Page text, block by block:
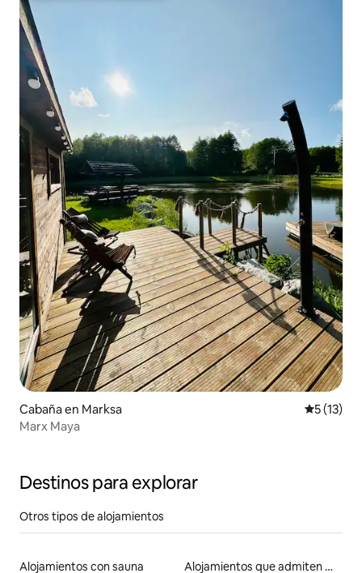
Cabaña en Marksa
5 (13)
Marx Maya
Destinos para explorar
Otros tipos de alojamientos
Alojamientos con sauna
Alojamientos que admiten mascotas